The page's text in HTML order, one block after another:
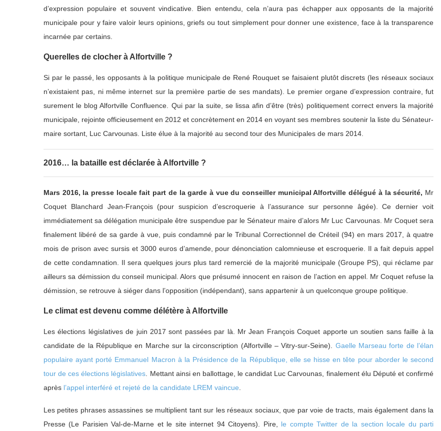
d’expression populaire et souvent vindicative. Bien entendu, cela n’aura pas échapper aux opposants de la majorité
municipale pour y faire valoir leurs opinions, griefs ou tout simplement pour donner une existence, face à la transparence
incarnée par certains.
Querelles de clocher à Alfortville ?
Si par le passé, les opposants à la politique municipale de René Rouquet se faisaient plutôt discrets (les réseaux sociaux
n’existaient pas, ni même internet sur la première partie de ses mandats). Le premier organe d’expression contraire, fut
surement le blog Alfortville Confluence. Qui par la suite, se lissa afin d’être (très) politiquement correct envers la majorité
municipale, rejointe officieusement en 2012 et concrètement en 2014 en voyant ses membres soutenir la liste du Sénateur-
maire sortant, Luc Carvounas. Liste élue à la majorité au second tour des Municipales de mars 2014.
2016… la bataille est déclarée à Alfortville ?
Mars 2016, la presse locale fait part de la garde à vue du conseiller municipal Alfortville délégué à la sécurité, Mr
Coquet Blanchard Jean-François (pour suspicion d’escroquerie à l’assurance sur personne âgée). Ce dernier voit
immédiatement sa délégation municipale être suspendue par le Sénateur maire d’alors Mr Luc Carvounas. Mr Coquet sera
finalement libéré de sa garde à vue, puis condamné par le Tribunal Correctionnel de Créteil (94) en mars 2017, à quatre
mois de prison avec sursis et 3000 euros d’amende, pour dénonciation calomnieuse et escroquerie. Il a fait depuis appel
de cette condamnation. Il sera quelques jours plus tard remercié de la majorité municipale (Groupe PS), qui réclame par
ailleurs sa démission du conseil municipal. Alors que présumé innocent en raison de l’action en appel. Mr Coquet refuse la
démission, se retrouve à siéger dans l’opposition (indépendant), sans appartenir à un quelconque groupe politique.
Le climat est devenu comme délétère à Alfortville
Les élections législatives de juin 2017 sont passées par là. Mr Jean François Coquet apporte un soutien sans faille à la
candidate de la République en Marche sur la circonscription (Alfortville – Vitry-sur-Seine). Gaelle Marseau forte de l’élan
populaire ayant porté Emmanuel Macron à la Présidence de la République, elle se hisse en tête pour aborder le second
tour de ces élections législatives . Mettant ainsi en ballottage, le candidat Luc Carvounas, finalement élu Député et confirmé
après l’appel interféré et rejeté de la candidate LREM vaincue
Les petites phrases assassines se multiplient tant sur les réseaux sociaux, que par voie de tracts, mais également dans la
Presse (Le Parisien Val-de-Marne et le site internet 94 Citoyens). Pire, le compte Twitter de la section locale du parti